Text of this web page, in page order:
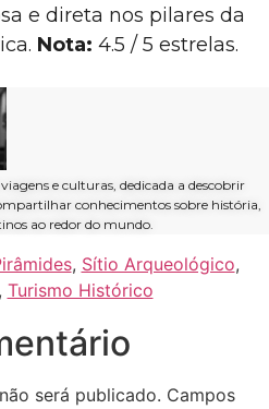
e direta nos pilares da
Nota: 4.5 / 5 estrelas.
e culturas, dedicada a descobrir
conhecimentos sobre história,
ao redor do mundo.
, Sítio Arqueológico,
Turismo Histórico
será publicado. Campos